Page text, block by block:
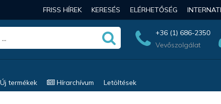
FRISS HÍREK KERESÉS ELÉRHETŐSÉG
+36 (1) 686-2350
Vevőszolgálat
Új termékek Hírarchívum Letöltések